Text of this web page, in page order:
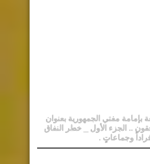
بإمامة مفتي الجمهورية بعنوان
.. الجزء الأول _ خطر النفاق
وجماعاتٍ .